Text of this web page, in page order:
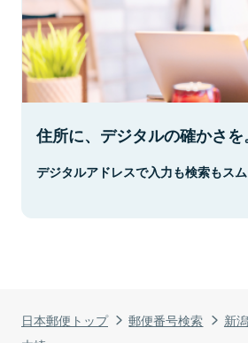
日本郵便トップ 郵便番号検索 新
住所に、デジタルの確かさを
デジタルアドレスで入力も検索もスム